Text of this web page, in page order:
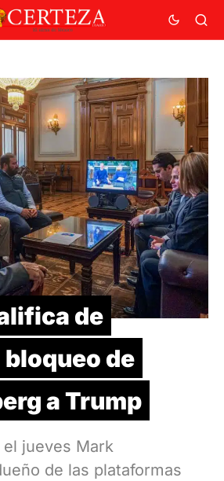
de
de
a Trump
jueves Mark
de las plataformas